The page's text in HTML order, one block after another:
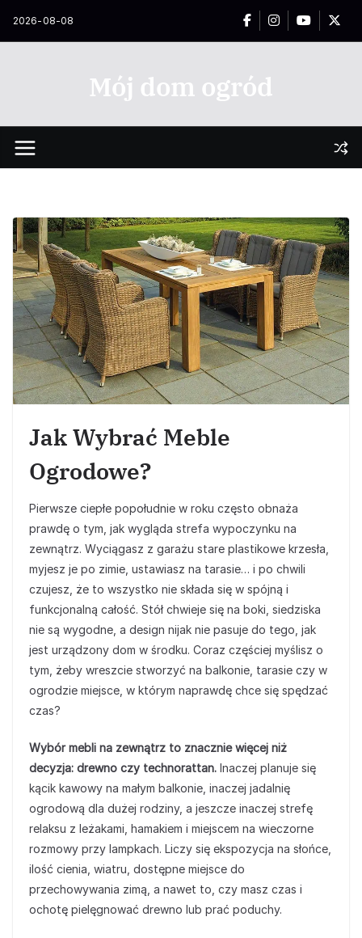
2026-08-08
Mój dom ogród
Jak Wybrać Meble
Ogrodowe?
Pierwsze ciepłe popołudnie w roku często obnaża
prawdę o tym, jak wygląda strefa wypoczynku na
zewnątrz. Wyciągasz z garażu stare plastikowe krzesła,
myjesz je po zimie, ustawiasz na tarasie… i po chwili
czujesz, że to wszystko nie składa się w spójną i
funkcjonalną całość. Stół chwieje się na boki, siedziska
nie są wygodne, a design nijak nie pasuje do tego, jak
jest urządzony dom w środku. Coraz częściej myślisz o
tym, żeby wreszcie stworzyć na balkonie, tarasie czy w
ogrodzie miejsce, w którym naprawdę chce się spędzać
czas?
Wybór mebli na zewnątrz to znacznie więcej niż
decyzja: drewno czy technorattan. Inaczej planuje się
kącik kawowy na małym balkonie, inaczej jadalnię
ogrodową dla dużej rodziny, a jeszcze inaczej strefę
relaksu z leżakami, hamakiem i miejscem na wieczorne
rozmowy przy lampkach. Liczy się ekspozycja na słońce,
ilość cienia, wiatru, dostępne miejsce do
przechowywania zimą, a nawet to, czy masz czas i
ochotę pielęgnować drewno lub prać poduchy.